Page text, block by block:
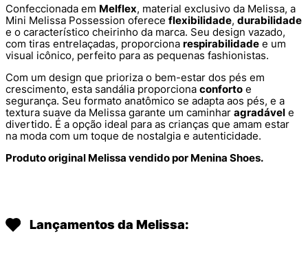
Confeccionada em Melflex, material exclusivo da Melissa, a
Mini Melissa Possession oferece flexibilidade, durabilidade
e o característico cheirinho da marca. Seu design vazado,
com tiras entrelaçadas, proporciona respirabilidade e um
visual icônico, perfeito para as pequenas fashionistas.
Com um design que prioriza o bem-estar dos pés em
crescimento, esta sandália proporciona conforto e
segurança. Seu formato anatômico se adapta aos pés, e a
textura suave da Melissa garante um caminhar agradável e
divertido. É a opção ideal para as crianças que amam estar
na moda com um toque de nostalgia e autenticidade.
Produto original Melissa vendido por Menina Shoes.
Lançamentos da Melissa: